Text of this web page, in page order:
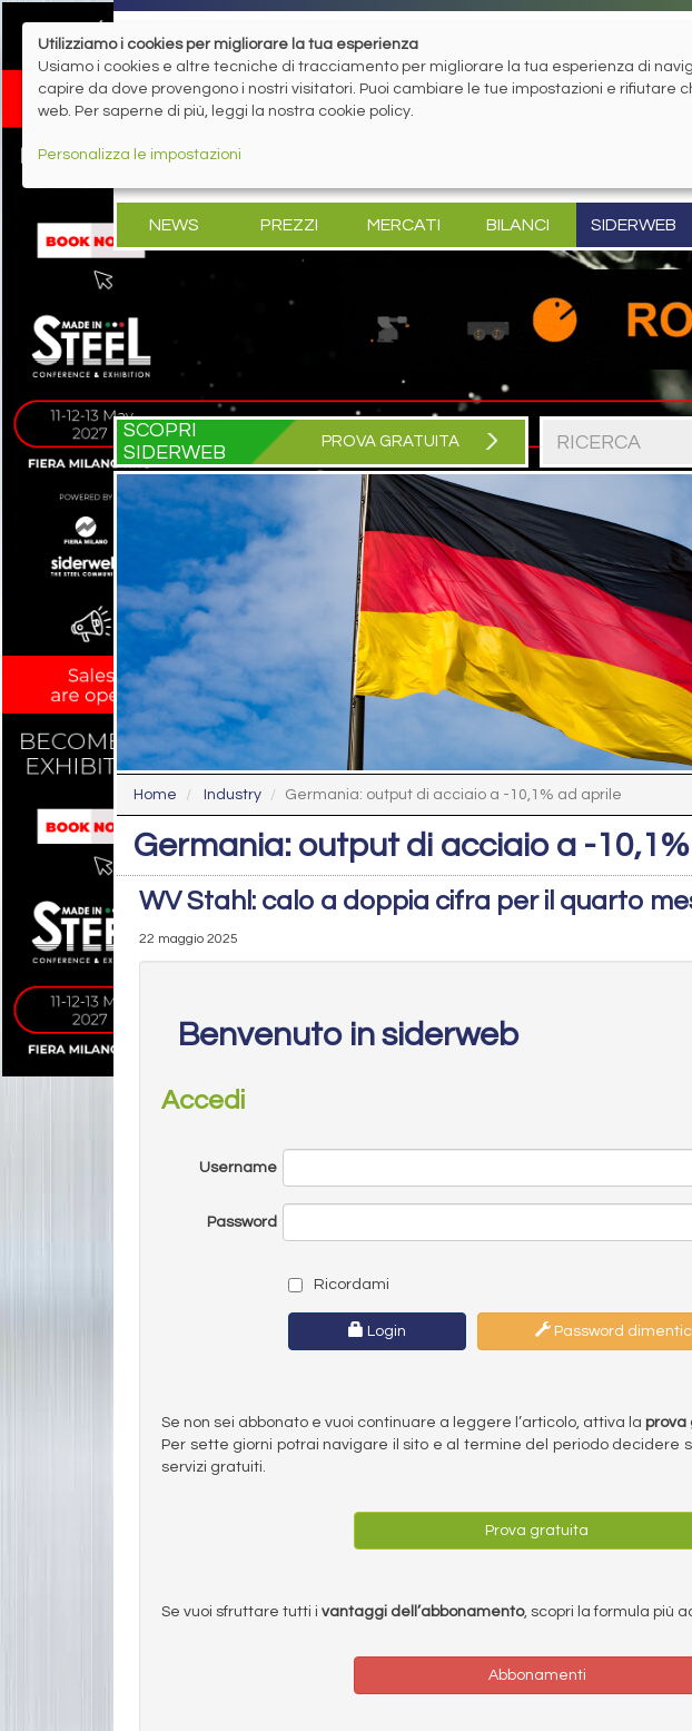
NEWS PREZZI MERCATI BILANCI SIDERWEB
SCOPRI
SIDERWEB
PROVA GRATUITA
Home Industry Germania: output di acciaio a -10,1% ad aprile
Germania: output di acciaio a -
WV Stahl: calo a doppia cifra per il quarto
22 maggio 2025
Benvenuto in siderweb
Accedi
Username
Password
Ricordami
Login Password
Se non sei abbonato e vuoi continuare a leggere l’articolo, attiva la prova
Per sette giorni potrai navigare il sito e al termine del periodo decidere
servizi gratuiti.
Prova gratuita
Se vuoi sfruttare tutti i vantaggi dell’abbonamento, scopri la formula più
Abbonamenti
Utilizziamo i cookies per migliorare la tua esperienza
Usiamo i cookies e altre tecniche di tracciamento per migliorare la tua esperienza di
capire da dove provengono i nostri visitatori. Puoi cambiare le tue impostazioni e
web. Per saperne di più, leggi la nostra cookie policy.
Personalizza le impostazioni